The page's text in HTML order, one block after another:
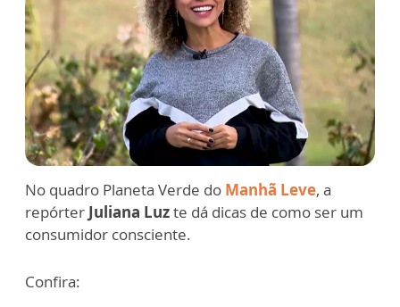
No quadro Planeta Verde do Manhã Leve, a
repórter Juliana Luzte dá dicas de como ser um
consumidor consciente.
Confira: